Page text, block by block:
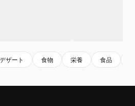
デザート 食物 栄養 食品